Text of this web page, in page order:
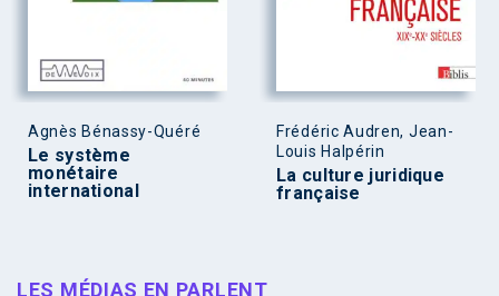
Agnès Bénassy-Quéré
Le système
monétaire
international
Frédéric Audren, Jean-
Louis Halpérin
La culture juridique
française
LES MÉDIAS EN PARLENT